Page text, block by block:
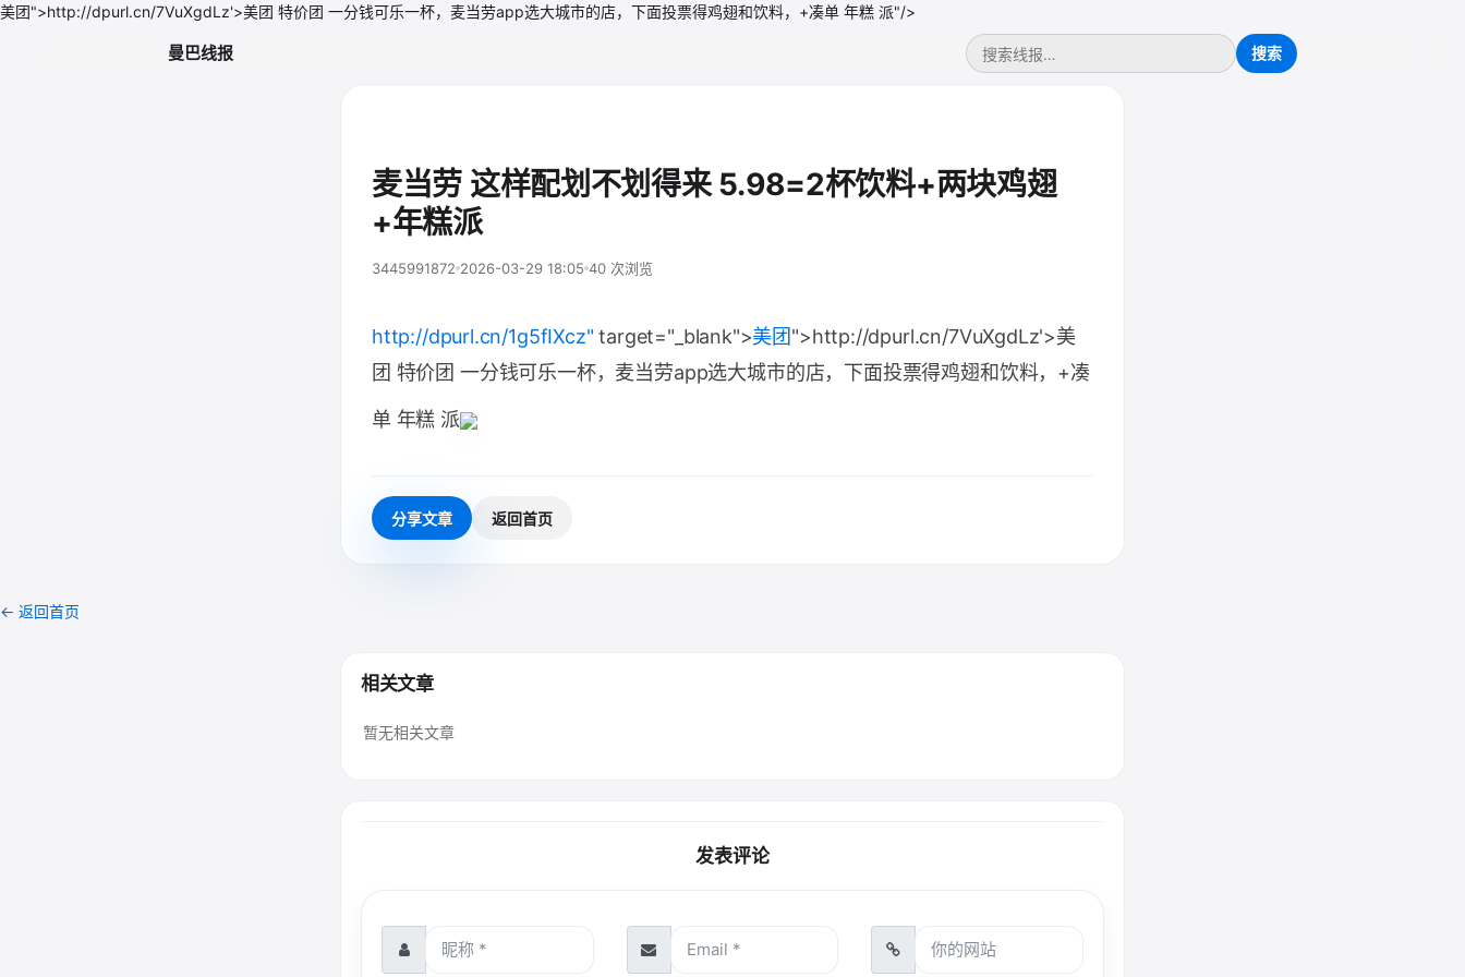
美团">http://dpurl.cn/7VuXgdLz'>美团 特价团 一分钱可乐一杯，麦当劳app选大城市的店，下面投票得鸡翅和饮料，+凑单 年糕 派"/>
曼巴线报
麦当劳 这样配划不划得来 5.98=2杯饮料+两块鸡翅
+年糕派
3445991872 2026-03-29 18:05 40 次浏览
http://dpurl.cn/1g5fIXcz" target="_blank">美团">http://dpurl.cn/7VuXgdLz'>美
团 特价团 一分钱可乐一杯，麦当劳app选大城市的店，下面投票得鸡翅和饮料，+凑
单 年糕 派
分享文章 返回首页
← 返回首页
相关文章
暂无相关文章
发表评论